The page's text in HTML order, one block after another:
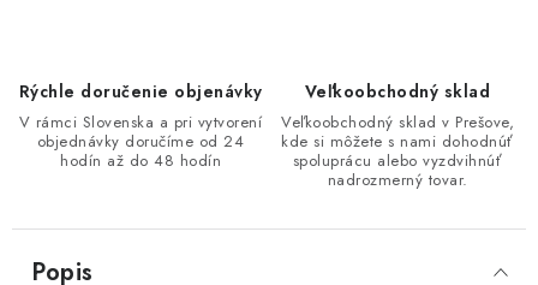
Rýchle doručenie objenávky
V rámci Slovenska a pri vytvorení
objednávky doručíme od 24
hodín až do 48 hodín
Veľkoobchodný sklad
Veľkoobchodný sklad v Prešove,
kde si môžete s nami dohodnúť
spoluprácu alebo vyzdvihnúť
nadrozmerný tovar.
Popis